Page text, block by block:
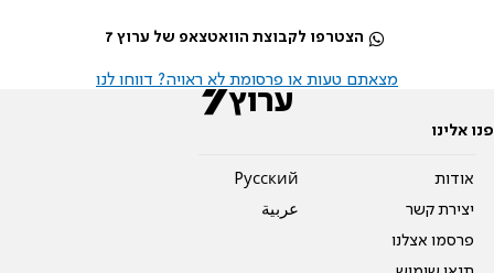
הצטרפו לקבוצת הוואטצאפ של ערוץ 7
מצאתם טעות או פרסומת לא ראויה? דווחו לנו
פנו אלינו
אודות
יצירת קשר
פרסמו אצלנו
Pусский
عربية